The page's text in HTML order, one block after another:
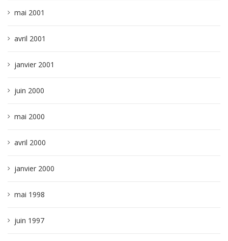
mai 2001
avril 2001
janvier 2001
juin 2000
mai 2000
avril 2000
janvier 2000
mai 1998
juin 1997